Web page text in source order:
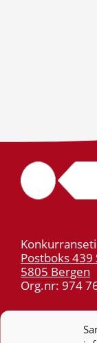
Postboks
5805 Bergen
Org.nr: 974
55